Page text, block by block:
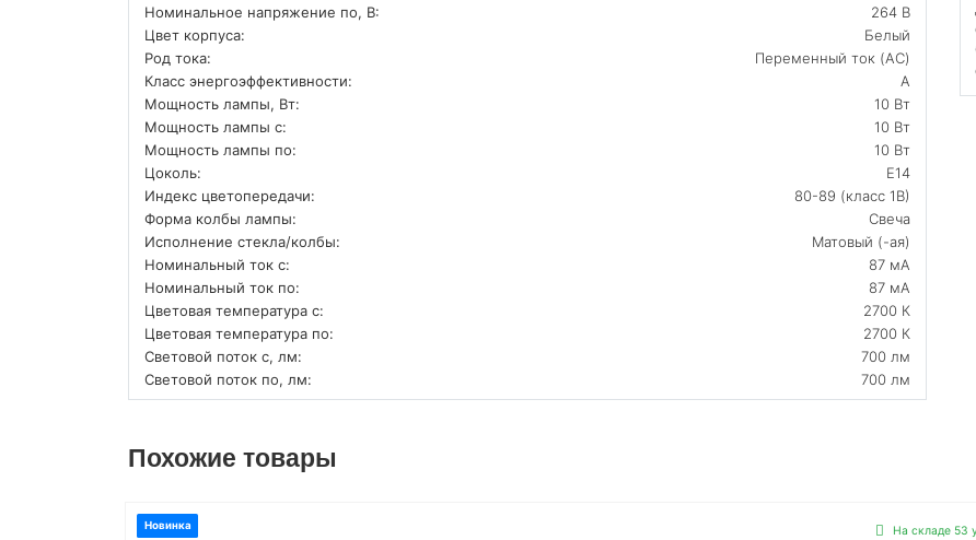
Номинальное напряжение по, В:
264 В
Цвет корпуса:
Белый
Род тока:
Переменный ток (AC)
Класс энергоэффективности:
A
Мощность лампы, Вт:
10 Вт
Мощность лампы с:
10 Вт
Мощность лампы по:
10 Вт
Цоколь:
E14
Индекс цветопередачи:
80-89 (класс 1В)
Форма колбы лампы:
Свеча
Исполнение стекла/колбы:
Матовый (-ая)
Номинальный ток с:
87 мА
Номинальный ток по:
87 мА
Цветовая температура с:
2700 К
Цветовая температура по:
2700 К
Световой поток с, лм:
700 лм
Световой поток по, лм:
700 лм
Похожие товары
Новинка
На складе 53